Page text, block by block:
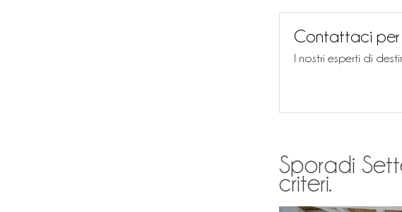
Contattaci per
I nostri esperti di
Sporadi
criteri.